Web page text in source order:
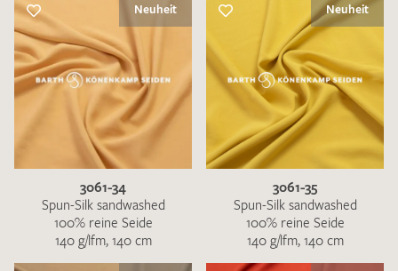
Neuheit
3061-34
Spun-Silk sandwashed
100% reine Seide
140 g/lfm, 140 cm
Neuheit
3061-35
Spun-Silk sandwashed
100% reine Seide
140 g/lfm, 140 cm